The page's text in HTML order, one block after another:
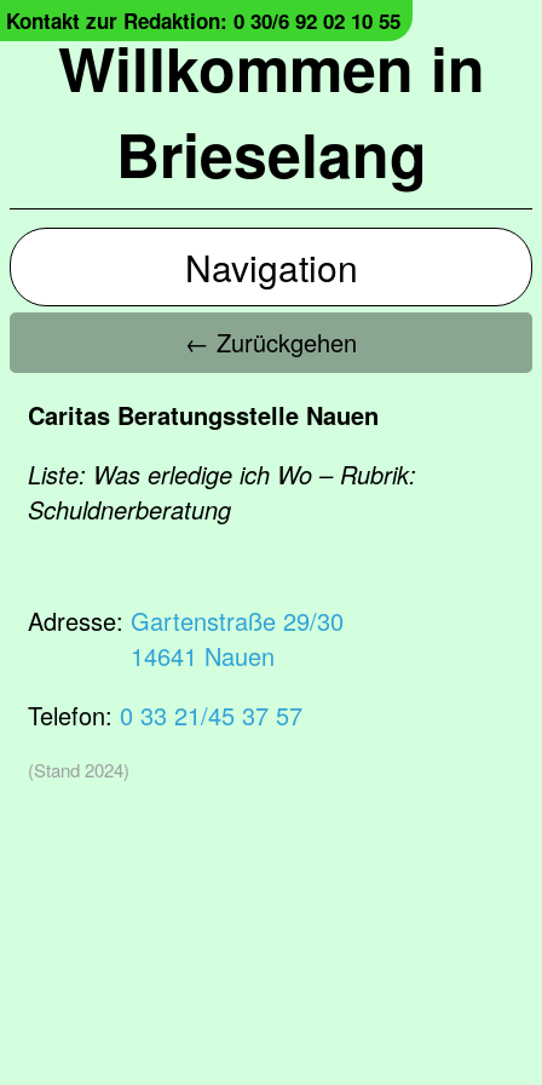
Willkommen in
Brieselang
Kontakt zur Redaktion: 0 30/6 92 02 10 55
Navigation
← Zurückgehen
Caritas Beratungsstelle Nauen
Liste: Was erledige ich Wo – Rubrik:
Schuldnerberatung
Adresse: Gartenstraße 29/30
14641 Nauen
Telefon: 0 33 21/45 37 57
(Stand 2024)